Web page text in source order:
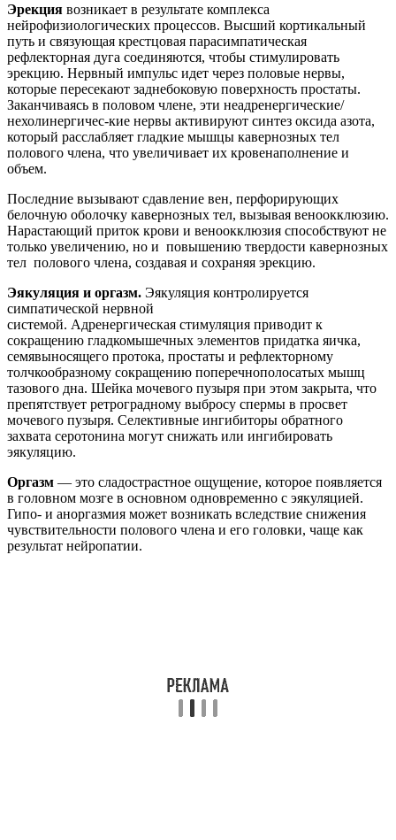
Эрекция возникает в результате комплекса
нейрофизиологических процессов. Высший кортикальный
путь и связующая крестцовая парасимпатическая
рефлекторная дуга соединяются, чтобы стимулировать
эрекцию. Нервный импульс идет через половые нервы,
которые пересекают заднебоковую поверхность простаты.
Заканчиваясь в половом члене, эти неадренергические/
нехолинергичес-кие нервы активируют синтез оксида азота,
который расслабляет гладкие мышцы кавернозных тел
полового члена, что увеличивает их кровенаполнение и
объем.
Последние вызывают сдавление вен, перфорирующих
белочную оболочку кавернозных тел, вызывая веноокклюзию.
Нарастающий приток крови и веноокклюзия способствуют не
только увеличению, но и повышению твердости кавернозных
тел полового члена, создавая и сохраняя эрекцию.
Эякуляция и оргазм. Эякуляция контролируется
симпатической нервной
системой. Адренергическая стимуляция приводит к
сокращению гладкомышечных элементов придатка яичка,
семявыносящего протока, простаты и рефлекторному
толчкообразному сокращению поперечнополосатых мышц
тазового дна. Шейка мочевого пузыря при этом закрыта, что
препятствует ретроградному выбросу спермы в просвет
мочевого пузыря. Селективные ингибиторы обратного
захвата серотонина могут снижать или ингибировать
эякуляцию.
Оргазм — это сладострастное ощущение, которое появляется
в головном мозге в основном одновременно с эякуляцией.
Гипо- и аноргазмия может возникать вследствие снижения
чувствительности полового члена и его головки, чаще как
результат нейропатии.